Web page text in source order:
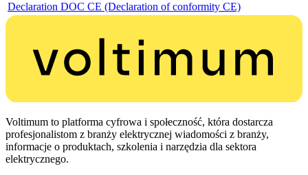
Declaration DOC CE (Declaration of conformity CE)
Voltimum to platforma cyfrowa i społeczność, która dostarcza
profesjonalistom z branży elektrycznej wiadomości z branży,
informacje o produktach, szkolenia i narzędzia dla sektora
elektrycznego.